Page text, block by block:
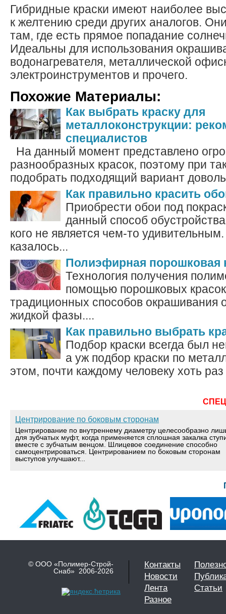
Гибридные краски имеют наиболее
к желтению среди других аналогов.
там, где есть прямое попадание
Идеальны для использования
водонагревателя, металлической
электроинструментов и прочего.
Похожие Материалы:
Как выбрать краску для
металлоконструкции:
специалистов
На данный момент представлено
разнообразных красок, поэтому при
подобрать подходящий вариант
Как правильно красить
Приобрести обои под
данный способ
кого не является чем-то
казалось...
Полиэфирная порошковая
Технология получения
помощью порошковых красок
традиционных способов окрашивания
жидкой фазы....
Как правильно выбрать
Подбор краски всегда был
а уж подбор краски по
этом, почти каждому человеку хоть
Центрирование по боковым сторонам
Центрирование по внутреннему диаметру целесообразно
для зубчатых муфт, когда применяется сплошная закалка
вместе с зубчатым венцом. Шлицевое соединение способно
самоцентрироваться. Центрированием по боковым сторонам
выступов улучшают...
© ООО «Полимер-Строй-
Снаб» 2006-2026
Контакты
Новости
Лента
Статьи
Разное